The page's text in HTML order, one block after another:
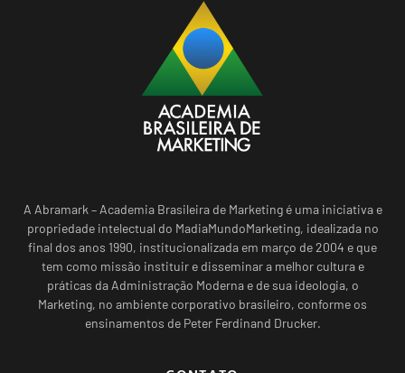
A Abramark – Academia Brasileira de Marketing é uma iniciativa e
propriedade intelectual do MadiaMundoMarketing, idealizada no
final dos anos 1990, institucionalizada em março de 2004 e que
tem como missão instituir e disseminar a melhor cultura e
práticas da Administração Moderna e de sua ideologia, o
Marketing, no ambiente corporativo brasileiro, conforme os
ensinamentos de Peter Ferdinand Drucker.